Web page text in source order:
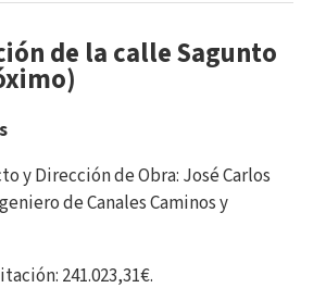
de la calle Sagunto
y Dirección de Obra: José Carlos
de Canales Caminos y
241.023,31€.